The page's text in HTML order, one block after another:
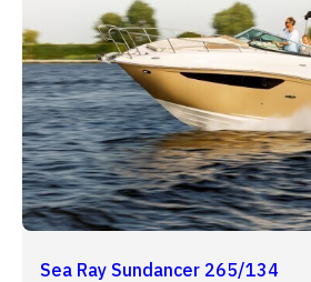
Sea Ray Sundancer 265/134